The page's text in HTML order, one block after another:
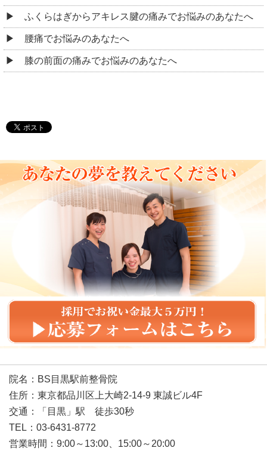
ふくらはぎからアキレス腱の痛みでお悩みのあなたへ
腰痛でお悩みのあなたへ
膝の前面の痛みでお悩みのあなたへ
院名：BS目黒駅前整骨院
住所：東京都品川区上大崎2-14-9 東誠ビル4F
交通：「目黒」駅 徒歩30秒
TEL：03-6431-8772
営業時間：9:00～13:00、15:00～20:00